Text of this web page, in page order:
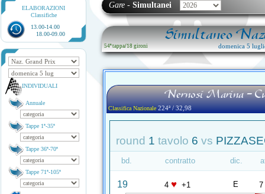
ELABORAZIONI
Classifiche
13.00-14.00
18.00-09.00
INDIVIDUALI
Annuale
Tappe 1ª-35ª
Tappe 36ª-70ª
Tappe 71ª-105ª
Gare - Simultanei
Simultaneo
54ª tappa/18 gironi domenica 5
Nernosi Marina -
Classifica Nazionale224ª / 32,98
round 1 tavolo 6 vs
bd. contratto dic.
19 4 ♥ +1 E 7